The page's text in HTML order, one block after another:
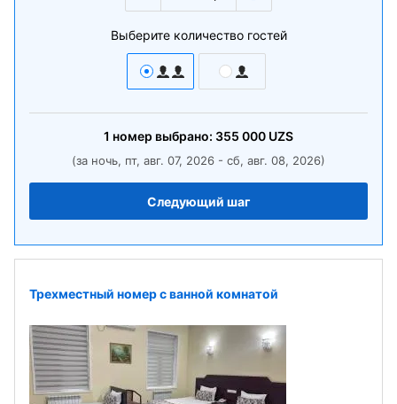
Выберите количество гостей
1 номер выбрано: 355 000 UZS
(за ночь, пт, авг. 07, 2026 - сб, авг. 08, 2026)
Следующий шаг
Трехместный номер с ванной комнатой